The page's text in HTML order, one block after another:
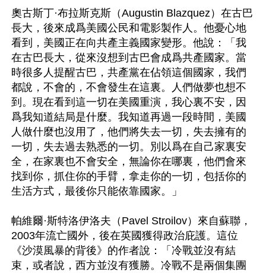
奧古斯丁·布拉斯克斯（Augustin Blazquez）在古巴
長大，後來成爲美國公民和電影製作人。他憂心地
看到，美國正在向共產主義國家變形。他說：「我
在古巴長大，從來沒想到古巴會成爲共產國家。當
時很多人提醒古巴，共產黨在佔領這個國家，我們
都說，不會的，不會發生在這裏。人們做夢也想不
到。現在看到這一切在美國重演，我心裏不安，因
爲我知道結局是什麼。我知道再過一段時間，美國
人做什麼也沒用了，他們將失去一切，失去擁有的
一切，失去過去熟悉的一切。別以爲在自己家裏安
全，在家裏也不會安全，無論你在哪裏，他們會來
找到你，抓住你的手臂，拿走你的一切，包括你的
生活方式，最後你只能依靠國家。」
帕維爾·斯特洛伊洛夫（Pavel Stroilov）來自蘇聯，
2003年流亡國外，後在英國獲得政治庇護。這位
《沙漠風暴的背後》的作者說：「冷戰並沒有結
束，或者說，西方並沒有獲勝。冷戰不是兩個集團